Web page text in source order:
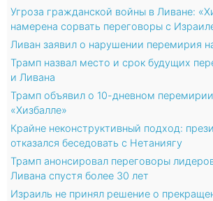
Угроза гражданской войны в Ливане:
намерена сорвать переговоры с
Ливан заявил о нарушении перемирия
Трамп назвал место и срок будущих
и Ливана
Трамп объявил о 10-дневном
«Хизбалле»
Крайне неконструктивный подход:
отказался беседовать с Нетаниягу
Трамп анонсировал переговоры
Ливана спустя более 30 лет
Израиль не принял решение о